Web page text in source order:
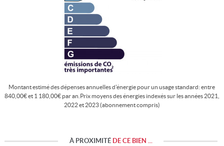
Montant estimé des dépenses annuelles d'énergie pour un usage standard: entre
840,00€ et 1 180,00€ par an.Prix moyens des énergies indexés sur les années 2021,
2022 et 2023 (abonnement compris)
À PROXIMITÉ DE CE BIEN ...